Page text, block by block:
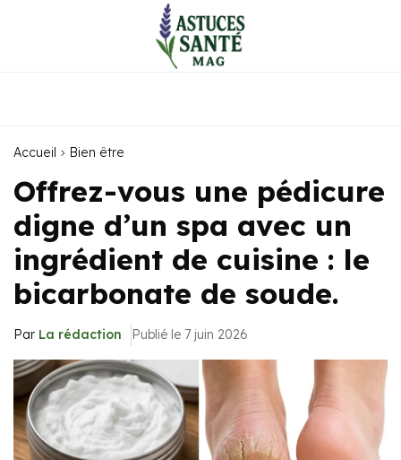
Accueil Bien être
Offrez-vous une pédicure
digne d’un spa avec un
ingrédient de cuisine : le
bicarbonate de soude.
Par La rédaction Publié le 7 juin 2026